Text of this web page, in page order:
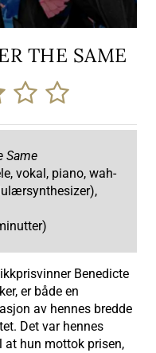
THE SAME
Same
vokal, piano, wah-
Benedicte
er både en
av hennes bredde
Det var hennes
at hun mottok prisen,